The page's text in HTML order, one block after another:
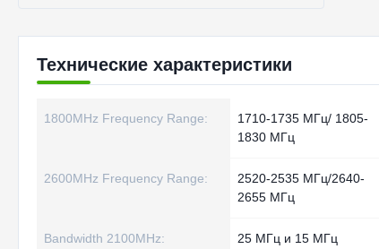
Технические характеристики
1800MHz Frequency Range:
1710-1735 МГц/ 1805-
1830 МГц
2600MHz Frequency Range:
2520-2535 МГц/2640-
2655 МГц
Bandwidth 2100MHz: 25 МГц и 15 МГц